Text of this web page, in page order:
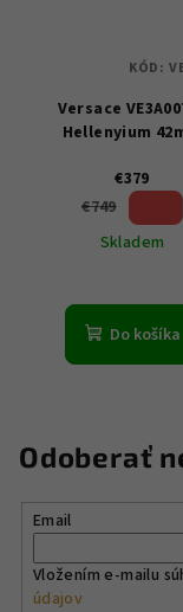
Versace
Hellenyium
€379
€749
Skladem
Do košíka
KÓD:
Odoberať
Email
Vložením e-mailu
údajov